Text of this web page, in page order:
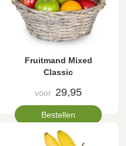
Fruitmand Mixed
Classic
voor 29,95
Bestellen